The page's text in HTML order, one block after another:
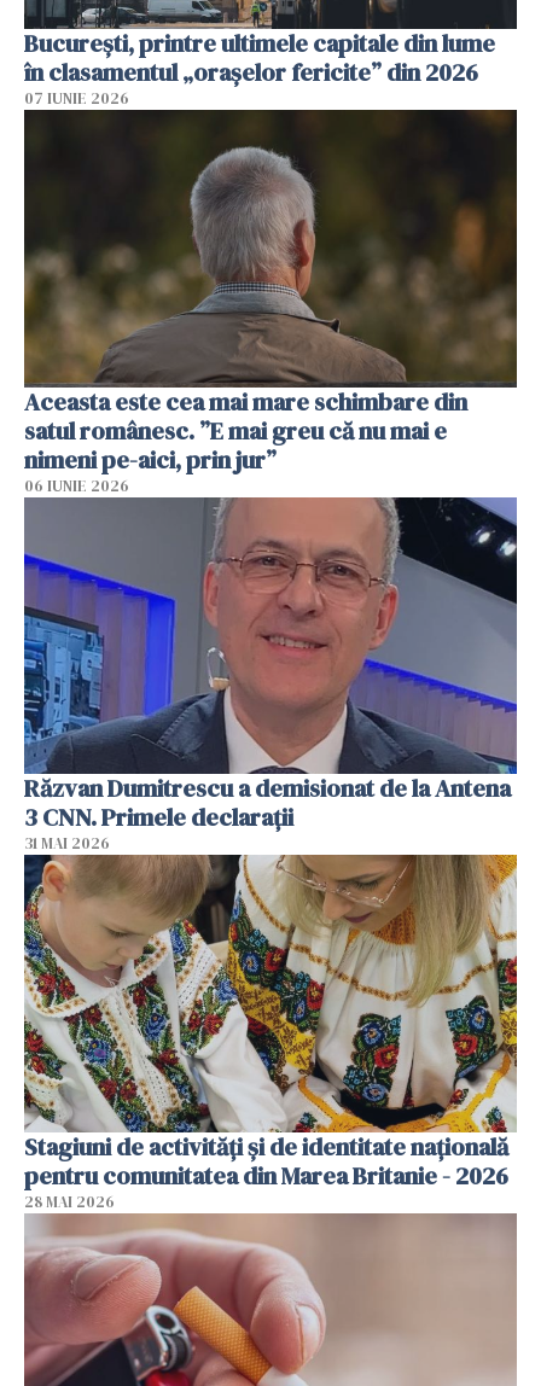
București, printre ultimele capitale din lume
în clasamentul „orașelor fericite” din 2026
07 IUNIE 2026
Aceasta este cea mai mare schimbare din
satul românesc. ”E mai greu că nu mai e
nimeni pe-aici, prin jur”
06 IUNIE 2026
Răzvan Dumitrescu a demisionat de la Antena
3 CNN. Primele declarații
31 MAI 2026
Stagiuni de activități și de identitate națională
pentru comunitatea din Marea Britanie - 2026
28 MAI 2026